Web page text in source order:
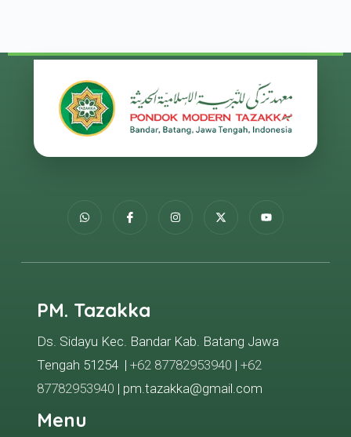
PM. Tazakka
Ds. Sidayu Kec. Bandar Kab. Batang Jawa
Tengah 51254 | +62 87782953940 | +62
87782953940 | pm.tazakka@gmail.com
Menu